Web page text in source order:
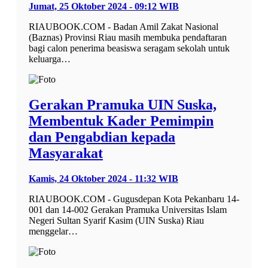
Jumat, 25 Oktober 2024 - 09:12 WIB
RIAUBOOK.COM - Badan Amil Zakat Nasional
(Baznas) Provinsi Riau masih membuka pendaftaran
bagi calon penerima beasiswa seragam sekolah untuk
keluarga…
Gerakan Pramuka UIN Suska,
Membentuk Kader Pemimpin
dan Pengabdian kepada
Masyarakat
Kamis, 24 Oktober 2024 - 11:32 WIB
RIAUBOOK.COM - Gugusdepan Kota Pekanbaru 14-
001 dan 14-002 Gerakan Pramuka Universitas Islam
Negeri Sultan Syarif Kasim (UIN Suska) Riau
menggelar…